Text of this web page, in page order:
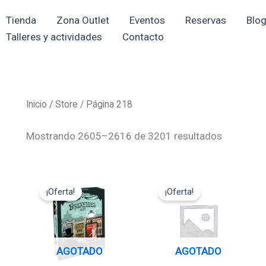
Tienda Zona Outlet Eventos Reservas
Blog
Talleres y actividades
Contacto
Inicio / Store / Página 218
Mostrando 2605–2616 de 3201 resultados
los
AGOTADO
¡Oferta!
precio
original
era:
22,00€.
precio
actual
es:
19,80€.
AGOTADO
¡Oferta!
precio
original
era:
8,00€.
precio
actual
es:
7,20€.